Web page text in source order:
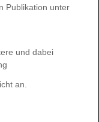
Publikation unter
und dabei
an.